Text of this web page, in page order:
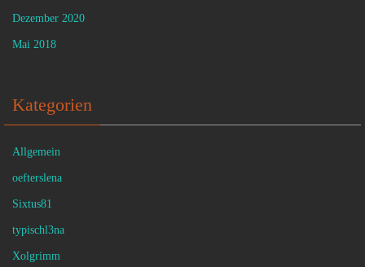
Dezember 2020
Mai 2018
Kategorien
Allgemein
oefterslena
Sixtus81
typischl3na
Xolgrimm